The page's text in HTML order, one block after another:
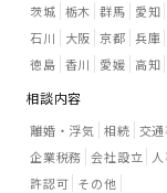
茨城 栃木 群馬 愛知
石川
大阪 京都 兵庫
徳島 香川 愛媛 高知
相談内容
離婚・浮気 相続 交
企業税務 会社設立
許認可 その他